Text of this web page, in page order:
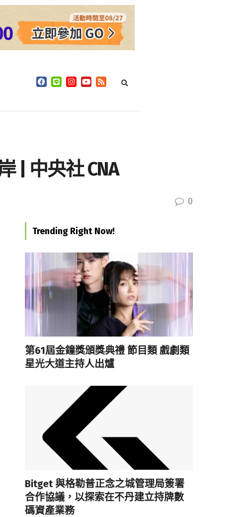
| 中央社 CNA
0
Trending Right Now!
第61屆金鐘獎頒獎典禮 節目類 戲劇類
星光大道主持人出爐
Bitget 與格勒普正念之城管理局簽署
合作協議，以探索在不丹建立持牌數
碼資產業務